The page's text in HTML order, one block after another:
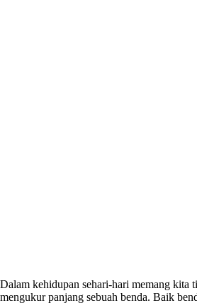
Dalam kehidupan sehari-hari memang kita
mengukur panjang sebuah benda. Baik